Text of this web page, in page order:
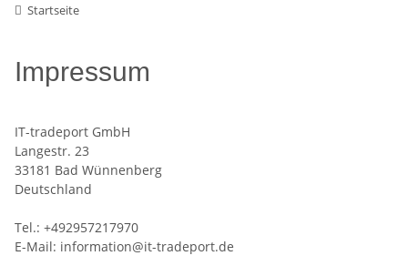
Startseite
Impressum
IT-tradeport GmbH
Langestr. 23
33181 Bad Wünnenberg
Deutschland
Tel.: +492957217970
E-Mail: information@it-tradeport.de